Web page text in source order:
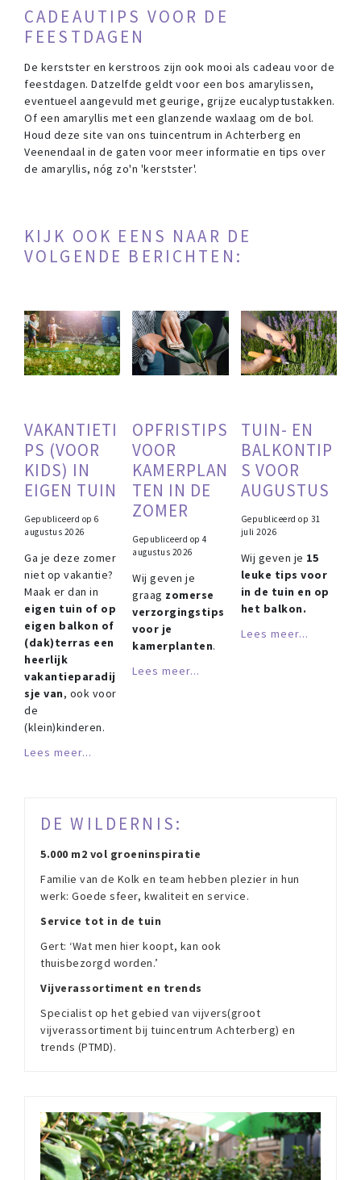
CADEAUTIPS VOOR DE
FEESTDAGEN
De kerstster en kerstroos zijn ook mooi als cadeau voor de
feestdagen. Datzelfde geldt voor een bos amarylissen,
eventueel aangevuld met geurige, grijze eucalyptustakken.
Of een amaryllis met een glanzende waxlaag om de bol.
Houd deze site van ons tuincentrum in Achterberg en
Veenendaal in de gaten voor meer informatie en tips over
de amaryllis, nóg zo'n 'kerstster'.
KIJK OOK EENS NAAR DE
VOLGENDE BERICHTEN:
VAKANTIETI
PS (VOOR
KIDS) IN
EIGEN TUIN
Gepubliceerd op 6
augustus 2026
Ga je deze zomer
niet op vakantie?
Maak er dan in
eigen tuin of op
eigen balkon of
(dak)terras een
heerlijk
vakantieparadij
sje van, ook voor
de
(klein)kinderen.
Lees meer...
OPFRISTIPS
VOOR
KAMERPLAN
TEN IN DE
ZOMER
Gepubliceerd op4
augustus 2026
Wij geven je
graag zomerse
verzorgingstips
voor je
kamerplanten.
Lees meer...
TUIN- EN
BALKONTIP
S VOOR
AUGUSTUS
Gepubliceerd op 31
juli 2026
Wij geven je 15
leuke tips voor
in de tuin en op
het balkon.
Lees meer...
DE WILDERNIS:
5.000 m2 vol groeninspiratie
Familie van de Kolk en team hebben plezier in hun
werk: Goede sfeer, kwaliteit en service.
Service tot in de tuin
Gert: ‘Wat men hier koopt, kan ook
thuisbezorgd worden.’
Vijverassortiment en trends
Specialist op het gebied van vijvers(groot
vijverassortiment bij tuincentrum Achterberg) en
trends (PTMD).